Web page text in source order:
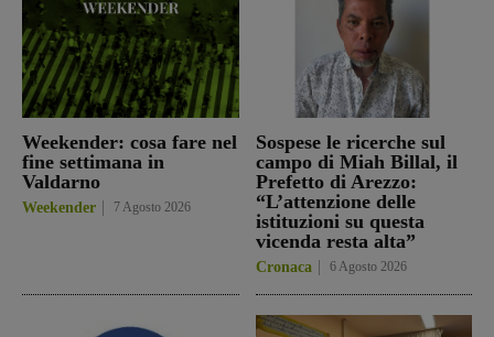
Weekender: cosa fare nel
fine settimana in
Valdarno
Weekender 7 Agosto 2026
Sospese le ricerche sul
campo di Miah Billal, il
Prefetto di Arezzo:
“L’attenzione delle
istituzioni su questa
vicenda resta alta”
Cronaca 6 Agosto 2026